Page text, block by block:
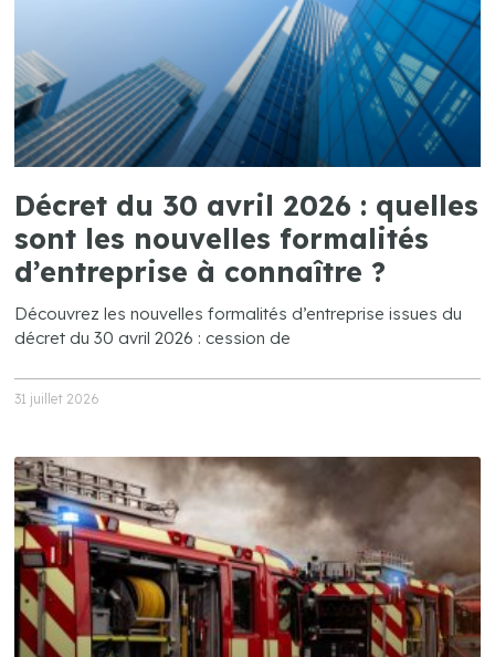
Décret du 30 avril 2026 : quelles
sont les nouvelles formalités
d’entreprise à connaître ?
Découvrez les nouvelles formalités d’entreprise issues du
décret du 30 avril 2026 : cession de
31 juillet 2026